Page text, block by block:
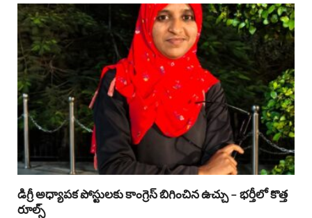
డిగ్రీ అధ్యాపక పోస్టులకు కాంగ్రెస్ బిగించిన ఉచ్చు – భర్తీలో కొత్త
రూల్స్